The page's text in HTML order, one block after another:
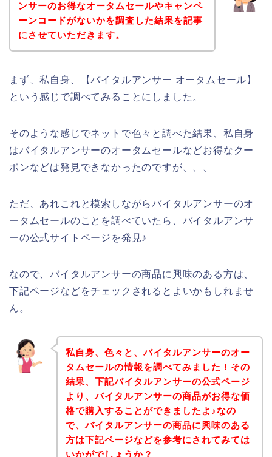
ンサーのお得なオータムセールやキャンペ
ーンコードがないかを調査した結果を記事
にさせていただきます。
まず、私自身、【バイタルアンサー オータムセール】
という感じで調べてみることにしました。
そのような感じでネットで色々と調べた結果、私自身
はバイタルアンサーのオータムセールなどお得なクー
ポンなどは発見できなかったのですが、、、
ただ、あれこれと模索しながらバイタルアンサーのオ
ータムセールのことを調べていたら、バイタルアンサ
ーの公式サイトページを発見♪
なので、バイタルアンサーの商品に興味のある方は、
下記ページなどをチェックされるとよいかもしれませ
ん。
私自身、色々と、バイタルアンサーのオー
タムセールの情報を調べてみました！その
結果、下記バイタルアンサーの公式ページ
より、バイタルアンサーの商品がお得な価
格で購入することができましたよ♪なの
で、バイタルアンサーの商品に興味のある
方は下記ページなどを参考にされてみては
いかがでしょうか？